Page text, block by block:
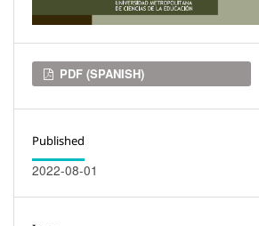
Downloads
PDF (SPANISH)
Published
2022-08-01